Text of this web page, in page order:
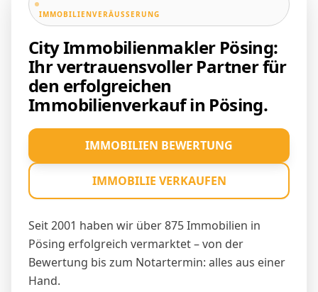
IMMOBILIENVERÄUSSERUNG
City Immobilienmakler Pösing:
Ihr vertrauensvoller Partner für
den erfolgreichen
Immobilienverkauf in Pösing.
Seit 2001 haben wir über 875 Immobilien in
Pösing erfolgreich vermarktet – von der
Bewertung bis zum Notartermin: alles aus einer
Hand.
IMMOBILIEN BEWERTUNG
IMMOBILIE VERKAUFEN